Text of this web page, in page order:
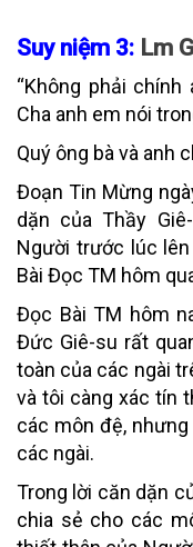
Suy niệm 3: Lm
“Không phải
Cha anh em nói
Quý ông bà và anh
Đoạn Tin Mừng
dặn của Thầy
Người trước lúc
Bài Đọc TM hôm
Đọc Bài TM hôm
Đức Giê-su rất
toàn của các ngài
và tôi càng xác tín
các môn đệ,
các ngài.
Trong lời căn dặn
chia sẻ cho các